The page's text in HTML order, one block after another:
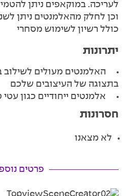
לעריכה. במוקאפים ניתן
וכן לחלק מהאלמנטים ניתן
כולל רשיון לשימוש מסחרי
יתרונות
האלמנטים מעולים לשילוב
בתצוגה של העיצובים שלכם
אלמנטים ייחודיים כגון עטי
חסרונות
לא מצאנו
פרטים